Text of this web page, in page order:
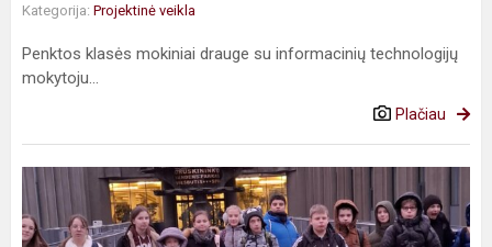
Kategorija: Projektinė veikla
Penktos klasės mokiniai drauge su informacinių technologijų
mokytoju...
Plačiau
Išvyka
Druskininkų